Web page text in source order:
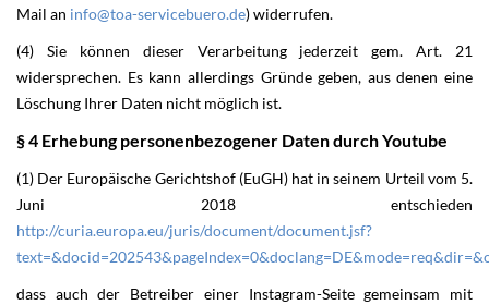
Mail an info@toa-servicebuero.de) widerrufen.
(4) Sie können dieser Verarbeitung jederzeit gem. Art. 21
widersprechen. Es kann allerdings Gründe geben, aus denen eine
Löschung Ihrer Daten nicht möglich ist.
§ 4 Erhebung personenbezogener Daten durch Youtube
(1) Der Europäische Gerichtshof (EuGH) hat in seinem Urteil vom 5.
Juni 2018 entschieden
http://curia.europa.eu/juris/document/document.jsf?
dass auch der Betreiber einer Instagram-Seite gemeinsam mit